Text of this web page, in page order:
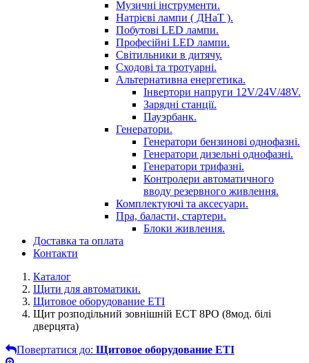
Музичні інструменти.
Натрієві лампи ( ДНаТ ).
Побутові LED лампи.
Професійні LED лампи.
Світильники в дитячу.
Сходові та тротуарні.
Альтернативна енергетика.
Інвертори напруги 12V/24V/48V.
Зарядні станції.
Пауэрбанк.
Генератори.
Генератори бензинові однофазні.
Генератори дизельні однофазні.
Генератори трифазні.
Контролери автоматичного
вводу резервного живлення.
Комплектуючі та аксесуари.
Пра, баласти, стартери.
Блоки живлення.
Доставка та оплата
Контакти
Каталог
Щити для автоматики.
Щитовое оборудование ETI
Щит розподільний зовнішній ECT 8PO (8мод. білі
дверцята)
Повертатися до: Щитовое оборудование ETI